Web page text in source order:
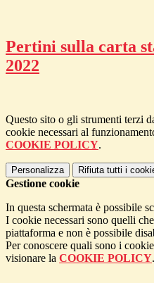
Pertini sulla carta
2022
Questo sito o gli strumenti terzi
cookie necessari al
COOKIE POLICY.
Personalizza Rifiuta tutti i
Gestione cookie
In questa schermata è possibile
I cookie necessari sono quelli
piattaforma e non è possibile
Per conoscere quali sono i
visionare la COOKIE POLICY.